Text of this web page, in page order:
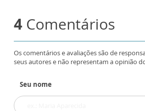
4 Comentários
Os comentários e avaliações são de
seus autores e não representam a opinião
Seu nome